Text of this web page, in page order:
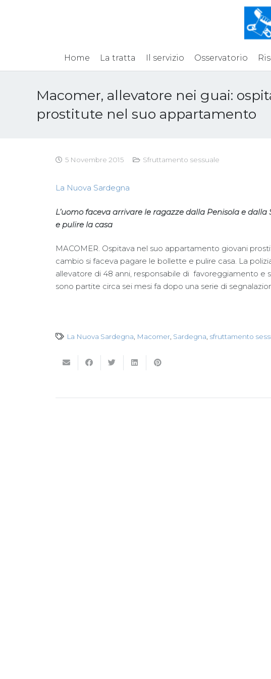
Home La tratta Il servizio Osservatorio
Macomer, allevatore nei guai:
prostitute nel suo appartamento
5 Novembre 2015 Sfruttamento sessuale
La Nuova Sardegna
L’uomo faceva arrivare le ragazze dalla Penisola e
e pulire la casa
MACOMER. Ospitava nel suo appartamento giovani
cambio si faceva pagare le bollette e pulire casa. La
allevatore di 48 anni, responsabile di favoreggiamento e
sono partite circa sei mesi fa dopo una serie di
La Nuova Sardegna Macomer, Sardegna sfruttamento